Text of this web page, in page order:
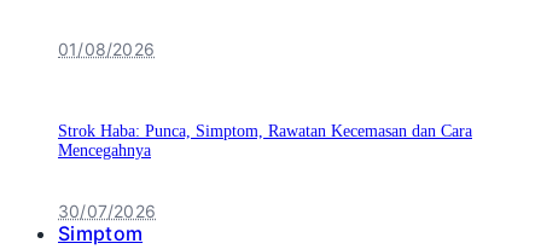
01/08/2026
Strok Haba: Punca, Simptom, Rawatan Kecemasan dan Cara
Mencegahnya
30/07/2026
Simptom